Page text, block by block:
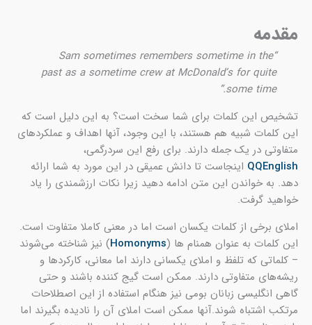
مقدمه
“Sam sometimes remembers sometime in the
past as a sometime crew at McDonald’s for quite
some time.”
تشخیص این کلمات برای شما سخت است؟ به این دلیل است که
این کلمات شبیه هم هستند، با این وجود، آنها اهداف و عملکردهای
متفاوتی در یک جمله دارند. برای رفع این سردرگمی،
QQEnglish اینجاست تا دانش عمیقی در این مورد به شما ارائه
دهد. به خواندن این متن ادامه دهید زیرا نکات ارزشمندی را یاد
خواهید گرفت.
املای برخی از کلمات یکسان است اما در معنی کاملا متفاوت است.
این کلمات به‌ عنوان همنام ها (Homonyms) نیز شناخته می‌شوند
– کلماتی که تلفظ و املای یکسانی دارند اما معانی، کارکردها و
ریشه‌های متفاوتی دارند. ممکن است گیج کننده باشند و حتی
گاهی انگلیسی زبانان بومی نیز هنگام استفاده از این اصطلاحات
مرتکب اشتباه شوند.آنها ممکن است املای آن را نادیده بگیرند اما